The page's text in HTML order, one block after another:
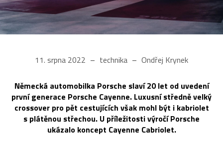
11. srpna 2022 technika Ondřej Krynek
Německá automobilka Porsche slaví 20 let od uvedení
první generace Porsche Cayenne. Luxusní středně velký
crossover pro pět cestujících však mohl být i kabriolet
s plátěnou střechou. U příležitosti výročí Porsche
ukázalo koncept Cayenne Cabriolet.